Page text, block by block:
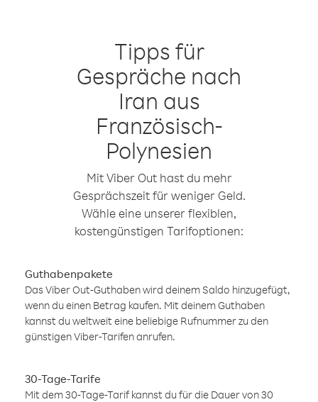
Tipps für
Gespräche nach
Iran aus
Französisch-
Polynesien
Mit Viber Out hast du mehr
Gesprächszeit für weniger Geld.
Wähle eine unserer flexiblen,
kostengünstigen Tarifoptionen:
Guthabenpakete
Das Viber Out-Guthaben wird deinem Saldo hinzugefügt,
wenn du einen Betrag kaufen. Mit deinem Guthaben
kannst du weltweit eine beliebige Rufnummer zu den
günstigen Viber-Tarifen anrufen.
30-Tage-Tarife
Mit dem 30-Tage-Tarif kannst du für die Dauer von 30